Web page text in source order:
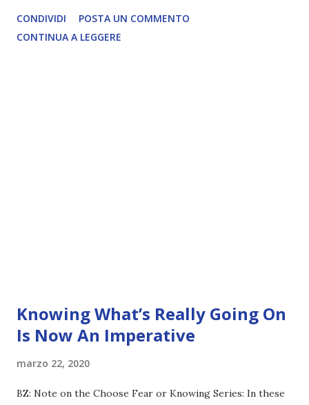
CONDIVIDI
POSTA UN COMMENTO
CONTINUA A LEGGERE
Knowing What’s Really Going On
Is Now An Imperative
marzo 22, 2020
BZ: Note on the Choose Fear or Knowing Series: In these